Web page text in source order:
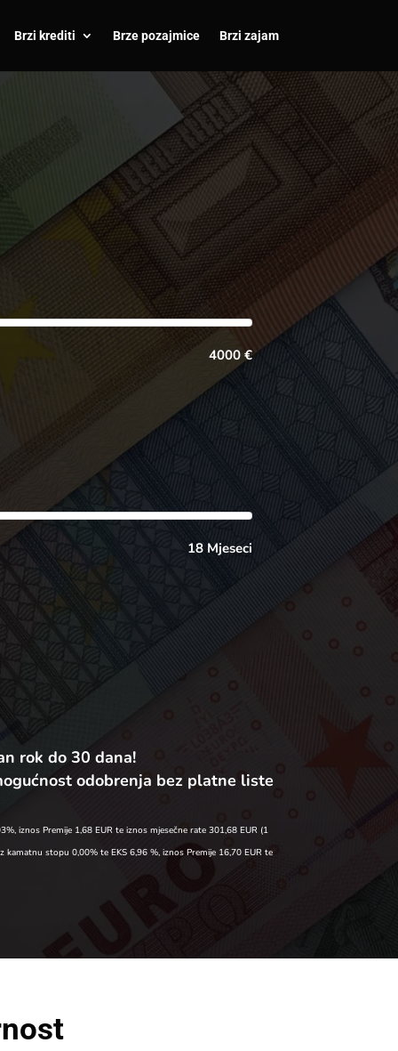
Brzi krediti Brze pozajmice Brzi zajam
4000 €
18 Mjeseci
rok do 30 dana!
odobrenja bez platne liste
iznos Premije 1,68 EUR te iznos mjesečne rate 301,68 EUR (1
stopu 0,00% te EKS 6,96 %, iznos Premije 16,70 EUR te